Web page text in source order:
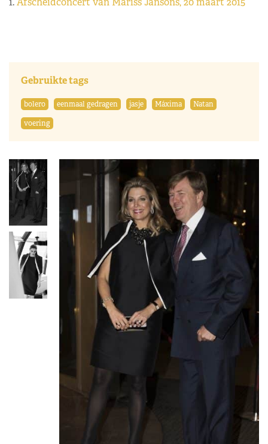
Gebruikte tags
bolero eenmaal gedragen jasje Máxima
Natan
voering